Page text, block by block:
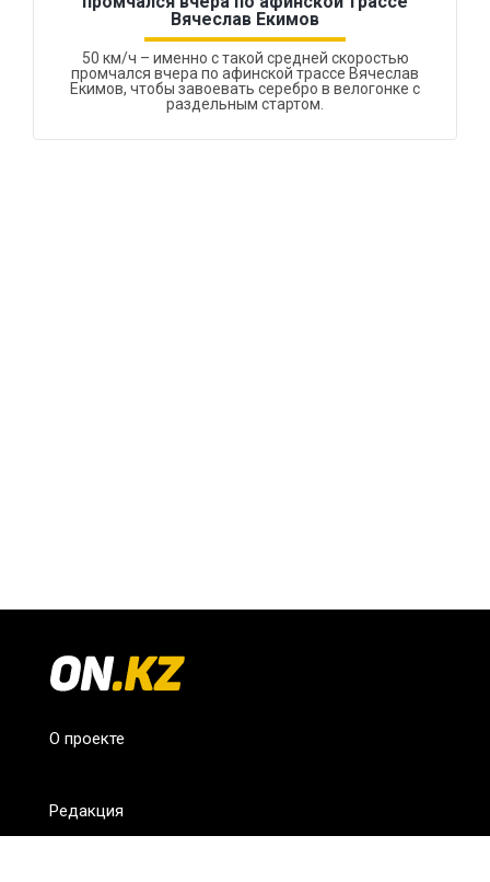
Вячеслав Екимов
50 км/ч – именно с такой средней скоростью
промчался вчера по афинской трассе Вячеслав
Екимов, чтобы завоевать серебро в велогонке с
раздельным стартом.
О проекте
Редакция